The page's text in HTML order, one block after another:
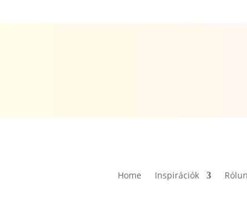
Home Inspirációk